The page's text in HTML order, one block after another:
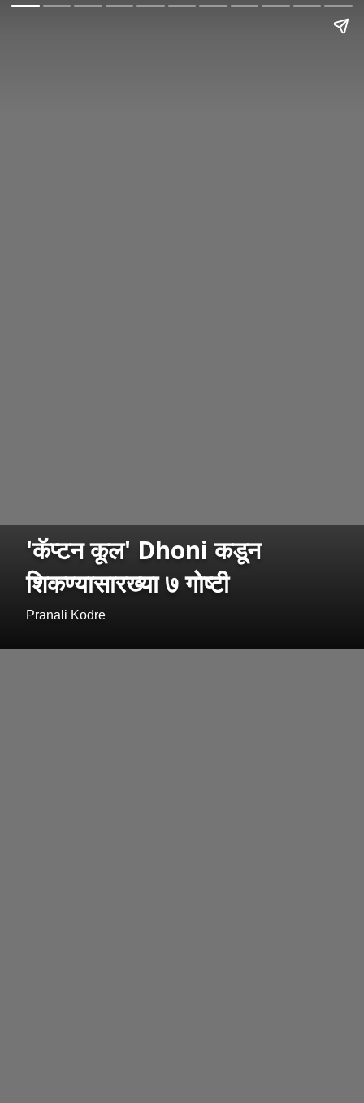
'कॅप्टन कूल' Dhoni कडून
शिकण्यासारख्या ७ गोष्टी
Pranali Kodre